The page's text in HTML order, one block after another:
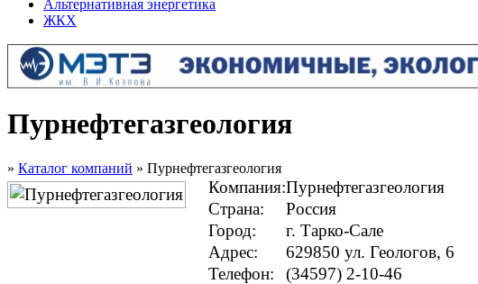
Альтернативная энергетика
ЖКХ
Пурнефтегазгеология
» Каталог компаний » Пурнефтегазгеология
Компания:Пурнефтегазгеология
Страна:
Россия
Город:
г. Тарко-Сале
Адрес:
629850 ул. Геологов, 6
Телефон:
(34597) 2-10-46